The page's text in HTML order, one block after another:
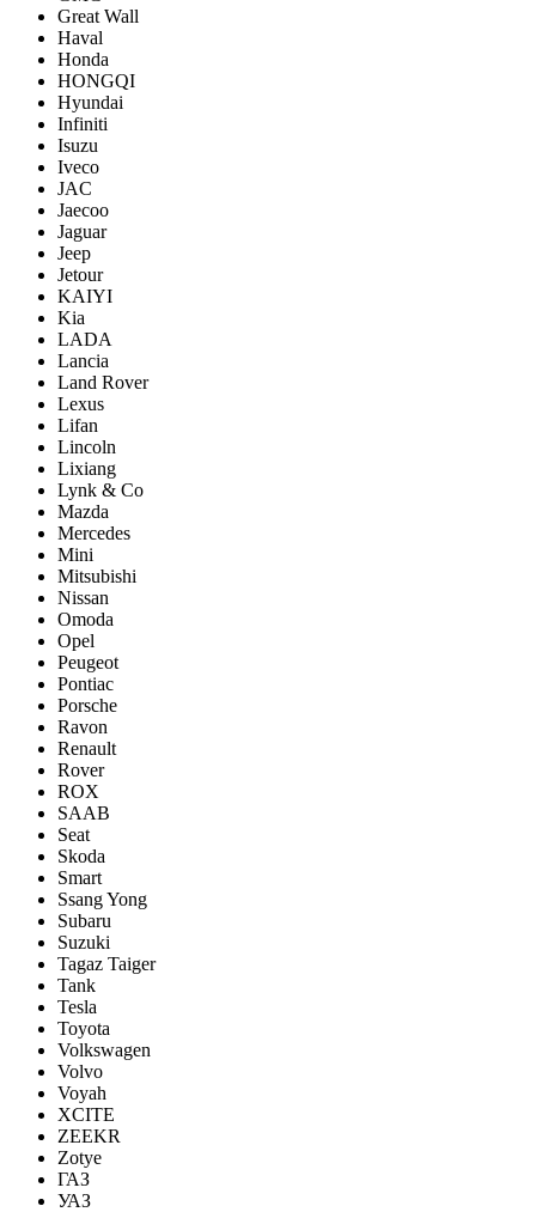
Great Wall
Haval
Honda
HONGQI
Hyundai
Infiniti
Isuzu
Iveco
JAC
Jaecoo
Jaguar
Jeep
Jetour
KAIYI
Kia
LADA
Lancia
Land Rover
Lexus
Lifan
Lincoln
Lixiang
Lynk & Co
Mazda
Mercedes
Mini
Mitsubishi
Nissan
Omoda
Opel
Peugeot
Pontiac
Porsсhe
Ravon
Renault
Rover
ROX
SAAB
Seat
Skoda
Smart
Ssang Yong
Subaru
Suzuki
Tagaz Taiger
Tank
Tesla
Toyota
Volkswagen
Volvo
Voyah
XCITE
ZEEKR
Zotye
ГАЗ
УАЗ